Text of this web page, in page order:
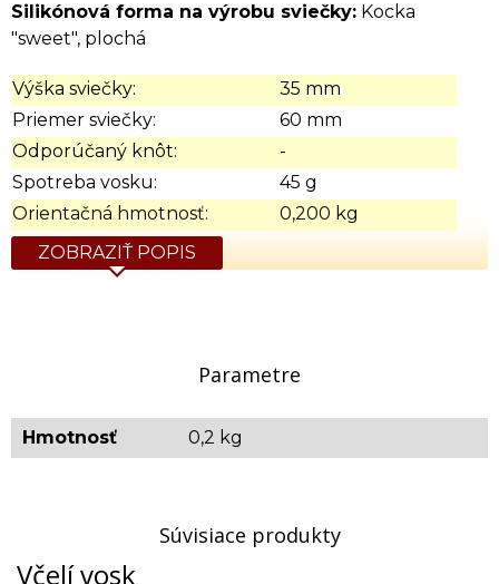
Silikónová forma na výrobu sviečky: Kocka
"sweet", plochá
Výška sviečky:
35 mm
Priemer sviečky:
60 mm
Odporúčaný knôt:
-
Spotreba vosku:
45 g
Orientačná hmotnosť:
0,200 kg
ZOBRAZIŤ POPIS
Parametre
Hmotnosť 0,2 kg
Súvisiace produkty
Včelí vosk